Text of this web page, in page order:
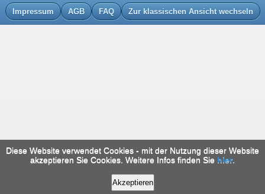
Impressum AGB FAQ Zur klassischen Ansicht wechseln
Diese Website verwendet Cookies - mit der Nutzung dieser Website
akzeptieren Sie Cookies. Weitere Infos finden Sie hier.